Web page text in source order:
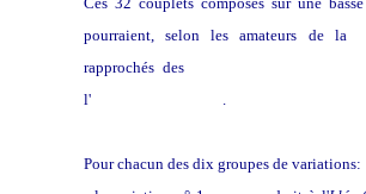
pourraient, selon les amateurs de la
rapprochés des
l'
Pour chacun des dix groupes de variations: